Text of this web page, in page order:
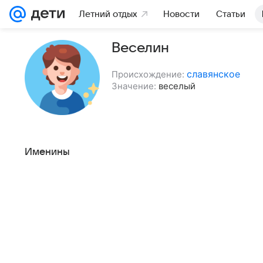
Летний отдых Новости Статьи
Веселин
Происхождение: славянское
Значение: веселый
Именины